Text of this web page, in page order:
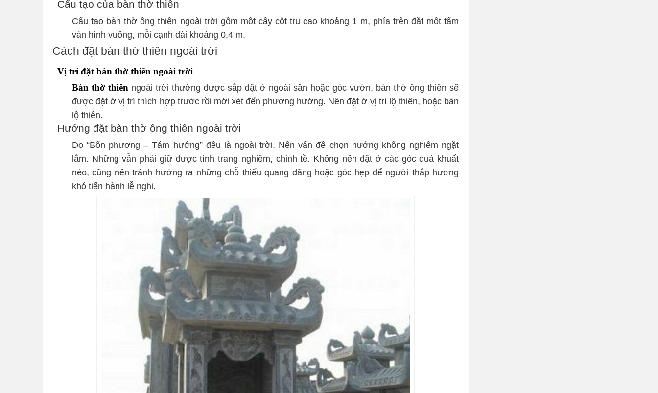
Cấu tạo của bàn thờ thiên
Cấu tạo bàn thờ ông thiên ngoài trời gồm một cây cột trụ cao khoảng 1 m, phía trên đặt một tấm
ván hình vuông, mỗi cạnh dài khoảng 0,4 m.
Cách đặt bàn thờ thiên ngoài trời
Vị trí đặt bàn thờ thiên ngoài trời
Bàn thờ thiên ngoài trời thường được sắp đặt ở ngoài sân hoặc góc vườn, bàn thờ ông thiên sẽ
được đặt ở vị trí thích hợp trước rồi mới xét đến phương hướng. Nên đặt ở vị trí lộ thiên, hoặc bán
lộ thiên.
Hướng đặt bàn thờ ông thiên ngoài trời
Do “Bốn phương – Tám hướng” đều là ngoài trời. Nên vấn đề chọn hướng không nghiêm ngặt
lắm. Những vẫn phải giữ được tính trang nghiêm, chỉnh tề. Không nên đặt ở các góc quá khuất
nẻo, cũng nên tránh hướng ra những chỗ thiếu quang đãng hoặc góc hẹp để người thắp hương
khó tiến hành lễ nghi.